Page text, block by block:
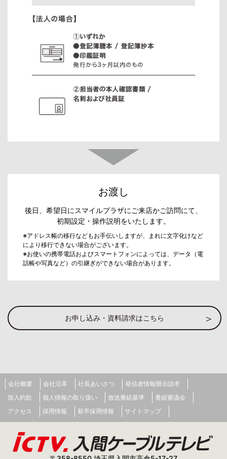
お渡し
後日、希望日にスマイルプラザにご来店かご訪問にて、
初期設定・操作説明をいたします。
※アドレス帳の移行などもお手伝いしますが、まれに文字化けなど
により移行できない場合がございます。
※お使いの携帯電話およびスマートフォンによっては、データ（電
話帳や写真など）の引継ぎができない場合があります。
お申し込み・資料請求はこちら
会社概要 会社沿革 社長あいさつ
発信者情報開示請求
加入約款
個人情報の取り扱い 放送番組基準
番組審議会
アクセス
採用情報 新卒採用情報 サイトマップ